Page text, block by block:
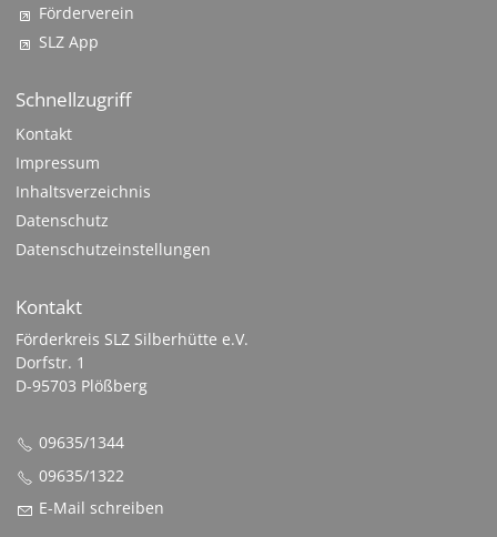
Förderverein
SLZ App
Schnellzugriff
Kontakt
Impressum
Inhaltsverzeichnis
Datenschutz
Datenschutzeinstellungen
Kontakt
Förderkreis SLZ Silberhütte e.V.
Dorfstr. 1
D-95703 Plößberg
09635/1344
09635/1322
E-Mail schreiben